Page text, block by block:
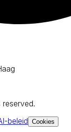
reserved.
beleid Cookies